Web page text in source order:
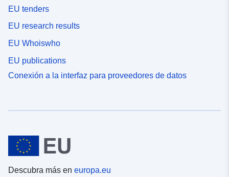
EU tenders
EU research results
EU Whoiswho
EU publications
Conexión a la interfaz para proveedores de datos
Descubra más en europa.eu